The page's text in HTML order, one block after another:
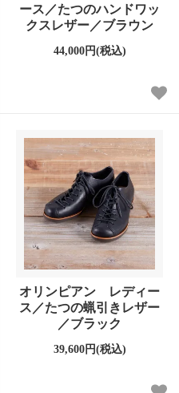
ース／たつのハンドワッ
クスレザー／ブラウン
44,000円(税込)
オリンピアン レディー
ス／たつの蝋引きレザー
／ブラック
39,600円(税込)